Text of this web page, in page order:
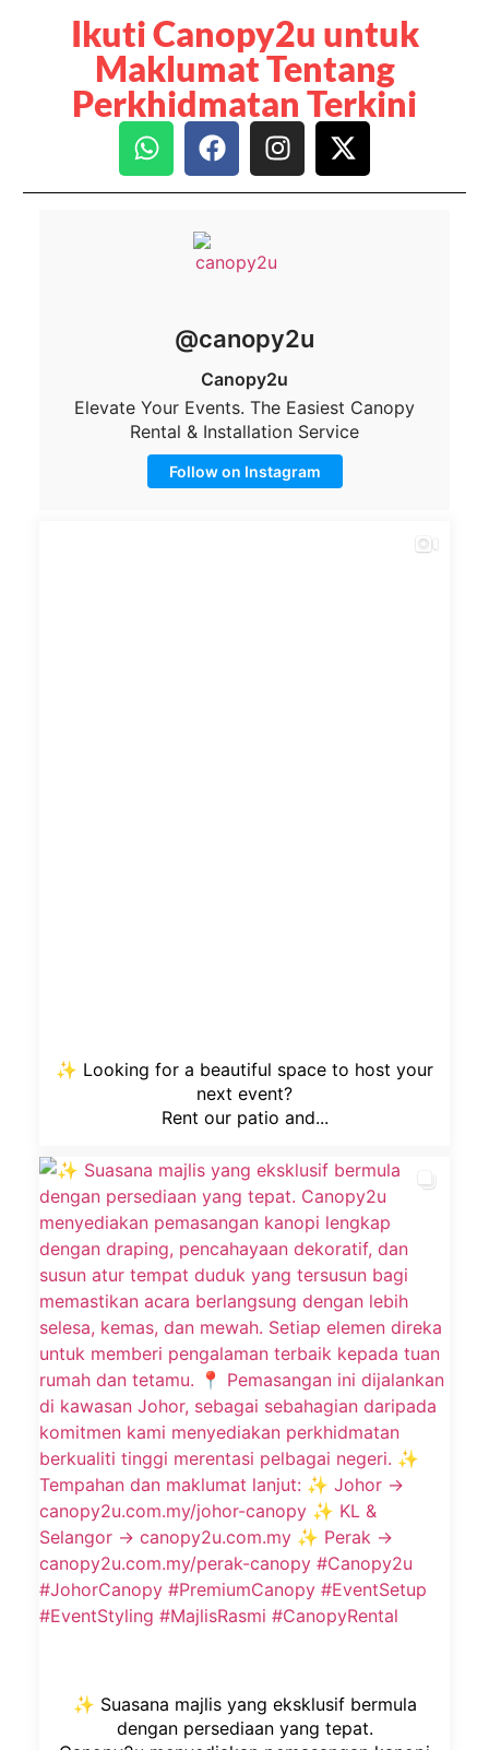
Ikuti Canopy2u untuk
Maklumat Tentang
Perkhidmatan Terkini
@canopy2u
Canopy2u
Elevate Your Events. The Easiest Canopy
Rental & Installation Service
Follow on Instagram
✨ Looking for a beautiful space to host your
next event?
Rent our patio and...
✨ Suasana majlis yang eksklusif bermula
dengan persediaan yang tepat.